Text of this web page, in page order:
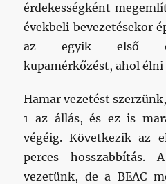
érdekességként
évekbeli bevezetésekor
az egyik első
kupamérkőzést, ahol
Hamar vezetést
1 az állás, és ez is
végéig. Következik az
perces hosszabbítás.
vezetünk, de a BEAC